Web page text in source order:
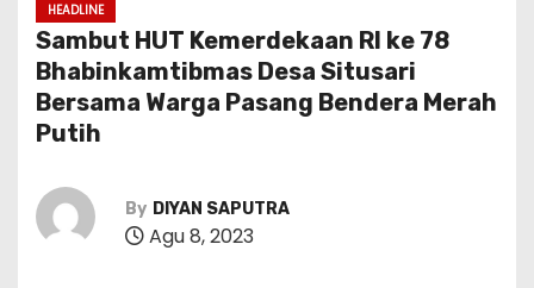
HEADLINE
Sambut HUT Kemerdekaan RI ke 78
Bhabinkamtibmas Desa Situsari
Bersama Warga Pasang Bendera Merah
Putih
By DIYAN SAPUTRA
Agu 8, 2023